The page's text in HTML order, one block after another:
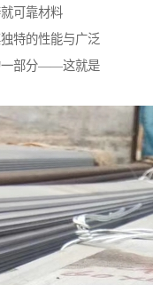
可靠材料
特的性能与广泛
一部分——这就是